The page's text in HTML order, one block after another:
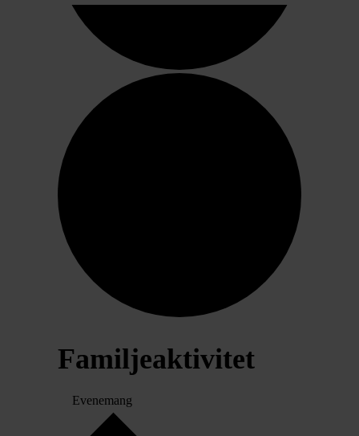
Familjeaktivitet
Evenemang